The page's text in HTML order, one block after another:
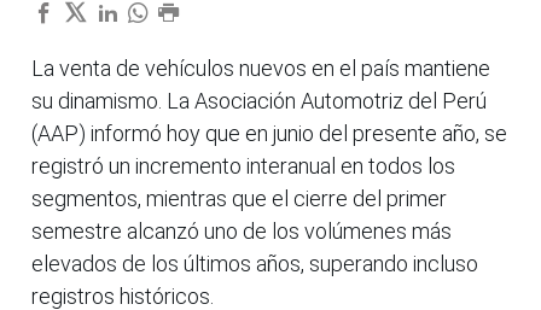
La venta de vehículos nuevos en el país mantiene
su dinamismo. La Asociación Automotriz del Perú
(AAP) informó hoy que en junio del presente año, se
registró un incremento interanual en todos los
segmentos, mientras que el cierre del primer
semestre alcanzó uno de los volúmenes más
elevados de los últimos años, superando incluso
registros históricos.